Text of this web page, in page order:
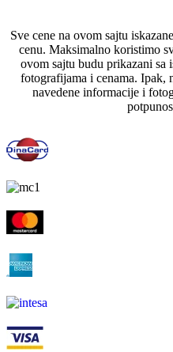
Sve cene na ovom sajtu
cenu. Maksimalno koristimo
ovom sajtu budu prikazani sa
fotografijama i cenama. Ipak,
navedene informacije i